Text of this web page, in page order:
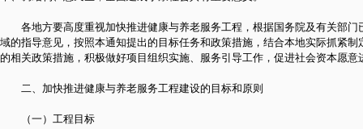
各地方要高度重视加快推进健康与养老服务工程，根据国务院及有关部门
域的指导意见，按照本通知提出的目标任务和政策措施，结合本地实际抓紧
的相关政策措施，积极做好项目组织实施、服务引导工作，促进社会资本愿
二、加快推进健康与养老服务工程建设的目标和原则
（一）工程目标